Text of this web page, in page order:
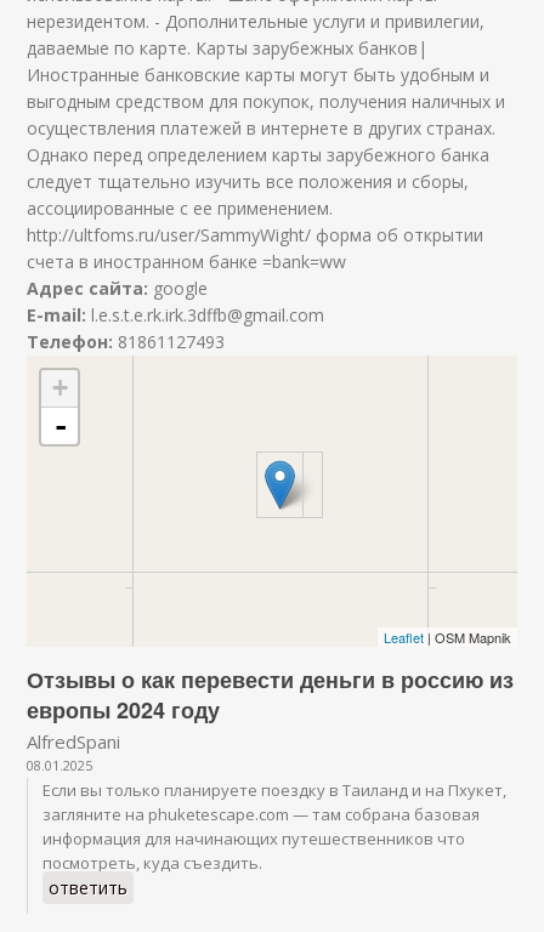
нерезидентом. - Дополнительные услуги и привилегии,
даваемые по карте. Карты зарубежных банков|
Иностранные банковские карты могут быть удобным и
выгодным средством для покупок, получения наличных и
осуществления платежей в интернете в других странах.
Однако перед определением карты зарубежного банка
следует тщательно изучить все положения и сборы,
ассоциированные с ее применением.
http://ultfoms.ru/user/SammyWight/ форма об открытии
счета в иностранном банке =bank=ww
Адрес сайта: google
E-mail: l.e.s.t.e.rk.irk.3dffb@gmail.com
Телефон: 81861127493
+
-
Leaflet| OSM Mapnik
Отзывы о как перевести деньги в россию из
европы 2024 году
AlfredSpani
08.01.2025
Если вы только планируете поездку в Таиланд и на Пхукет,
загляните на phuketescape.com — там собрана базовая
информация для начинающих путешественников что
посмотреть, куда съездить.
ответить